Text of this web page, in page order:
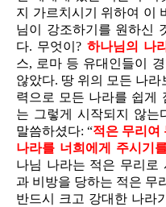
지 가르치시기 위하여 이
님이 강조하기를 원하신
다. 무엇이? 하나님의 나
스, 로마 등 유대인들이
않았다. 땅 위의 모든 나
력으로 모든 나라를 쉽게
는 그렇게 시작되지 않는
말씀하셨다: “적은 무리여
나라를 너희에게 주시기
나님 나라는 적은 무리로
과 비방을 당하는 적은 무
반드시 크고 강대한 나라